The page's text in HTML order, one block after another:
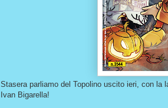
Stasera parliamo del Topolino uscito ieri, con la
Ivan Bigarella!